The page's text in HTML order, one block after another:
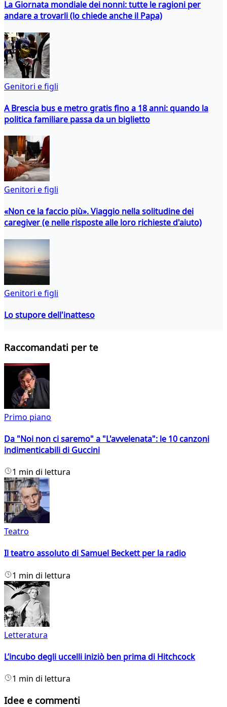
La Giornata mondiale dei nonni: tutte le ragioni per
andare a trovarli (lo chiede anche il Papa)
Genitori e figli
A Brescia bus e metro gratis fino a 18 anni: quando la
politica familiare passa da un biglietto
Genitori e figli
«Non ce la faccio più». Viaggio nella solitudine dei
caregiver (e nelle risposte alle loro richieste d'aiuto)
Genitori e figli
Lo stupore dell'inatteso
Raccomandati per te
Primo piano
Da "Noi non ci saremo" a "L'avvelenata": le 10 canzoni
indimenticabili di Guccini
1 min di lettura
Teatro
Il teatro assoluto di Samuel Beckett per la radio
1 min di lettura
Letteratura
L’incubo degli uccelli iniziò ben prima di Hitchcock
1 min di lettura
Idee e commenti